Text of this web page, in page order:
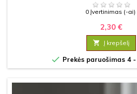
0 Įvertinimas (-ai)
2,30 €
 Į krepšelį
 Prekės paruošimas 4